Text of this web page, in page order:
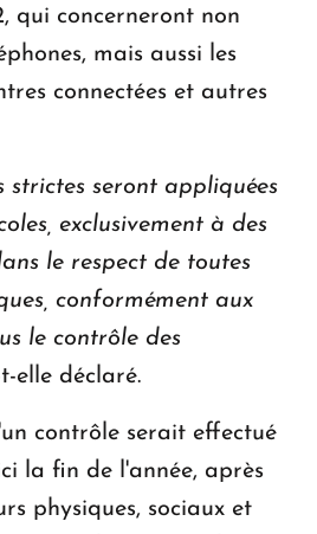
qui concerneront non
mais aussi les
connectées et autres
strictes seront appliquées
exclusivement à des
le respect de toutes
conformément aux
le contrôle des
elle déclaré.
contrôle serait effectué
la fin de l'année, après
physiques, sociaux et